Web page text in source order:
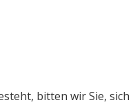
bitten wir Sie, sich